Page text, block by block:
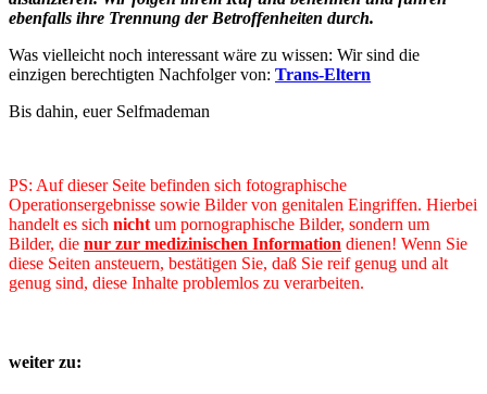
ebenfalls ihre Trennung der Betroffenheiten durch.
Was vielleicht noch interessant wäre zu wissen: Wir sind die
einzigen berechtigten Nachfolger von: Trans-Eltern
Bis dahin, euer Selfmademan
PS: Auf dieser Seite befinden sich fotographische
Operationsergebnisse sowie Bilder von genitalen Eingriffen. Hierbei
handelt es sich nicht um pornographische Bilder, sondern um
Bilder, die nur zur medizinischen Information dienen! Wenn Sie
diese Seiten ansteuern, bestätigen Sie, daß Sie reif genug und alt
genug sind, diese Inhalte problemlos zu verarbeiten.
weiter zu: